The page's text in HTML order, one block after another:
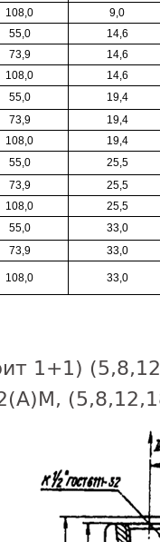
108,0 9,0
55,0 14,6
73,9 14,6
108,0 14,6
55,0 19,4
73,9 19,4
108,0 19,4
55,0 25,5
73,9 25,5
108,0 25,5
55,0 33,0
73,9 33,0
108,0 33,0
1+1)